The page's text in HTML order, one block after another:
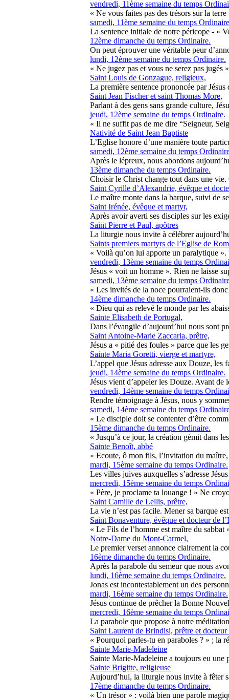
vendredi, 11ème semaine du temps
« Ne vous faites pas des trésors sur la
samedi, 11ème semaine du temps
La sentence initiale de notre péricope - «
12ème dimanche du temps Ordinaire.
On peut éprouver une véritable peur
lundi, 12ème semaine du temps Ordinaire.
« Ne jugez pas et vous ne serez pas jugés
Saint Louis de Gonzague, religieux,
La première sentence prononcée par
Saint Jean Fischer et saint Thomas More,
Parlant à des gens sans grande culture,
jeudi, 12ème semaine du temps Ordinaire.
« Il ne suffit pas de me dire “Seigneur,
Nativité de Saint Jean Baptiste
L’Eglise honore d’une manière toute
samedi, 12ème semaine du temps
Après le lépreux, nous abordons
13ème dimanche du temps Ordinaire.
Choisir le Christ change tout dans une vie.
Saint Cyrille d’Alexandrie, évêque et
Le maître monte dans la barque, suivi de
Saint Irénée, évêque et martyr,
Après avoir averti ses disciples sur les
Saint Pierre et Paul, apôtres
La liturgie nous invite à célébrer
Saints premiers martyrs de l’Eglise de
« Voilà qu’on lui apporte un paralytique
vendredi, 13ème semaine du temps
Jésus « voit un homme ». Rien ne laisse
samedi, 13ème semaine du temps
« Les invités de la noce pourraient-ils
14ème dimanche du temps Ordinaire.
« Dieu qui as relevé le monde par les
Sainte Elisabeth de Portugal,
Dans l’évangile d’aujourd’hui nous sont
Saint Antoine-Marie Zaccaria, prêtre,
Jésus a « pitié des foules » parce que les
Sainte Maria Goretti, vierge et martyre,
L’appel que Jésus adresse aux Douze,
jeudi, 14ème semaine du temps Ordinaire.
Jésus vient d’appeler les Douze. Avant
vendredi, 14ème semaine du temps
Rendre témoignage à Jésus, nous y
samedi, 14ème semaine du temps
« Le disciple doit se contenter d’être
15ème dimanche du temps Ordinaire.
« Jusqu’à ce jour, la création gémit dans
Sainte Benoît, abbé
« Ecoute, ô mon fils, l’invitation du
mardi, 15ème semaine du temps Ordinaire.
Les villes juives auxquelles s’adresse
mercredi, 15ème semaine du temps
« Père, je proclame ta louange ! » Ne
Saint Camille de Lellis, prêtre,
La vie n’est pas facile. Mener sa barque
Saint Bonaventure, évêque et docteur de
« Le Fils de l’homme est maître du sabbat
Notre-Dame du Mont-Carmel,
Le premier verset annonce clairement la
16ème dimanche du temps Ordinaire.
Après la parabole du semeur que nous
lundi, 16ème semaine du temps Ordinaire.
Jonas est incontestablement un des
mardi, 16ème semaine du temps Ordinaire.
Jésus continue de prêcher la Bonne
mercredi, 16ème semaine du temps
La parabole que propose à notre
Saint Laurent de Brindisi, prêtre et docteur
« Pourquoi parles-tu en paraboles ? » ; la
Sainte Marie-Madeleine
Sainte Marie-Madeleine a toujours eu une
Sainte Brigitte, religieuse
Aujourd’hui, la liturgie nous invite à fêter
17ème dimanche du temps Ordinaire.
« Un trésor » : voilà bien une parole